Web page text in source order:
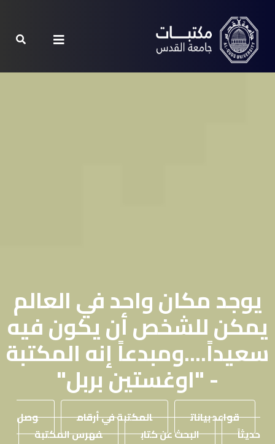
يوجد مكان واحد في العالم
يمكن للشخص أن يكون فيه
سعيداً....ومبدعاً إنه المكتبة
- "اوغستين بربل"
قواعد بيانات المكتبة في أرقام
وصل
حديثاً
البحث عن كتاب فهرس المكتبة